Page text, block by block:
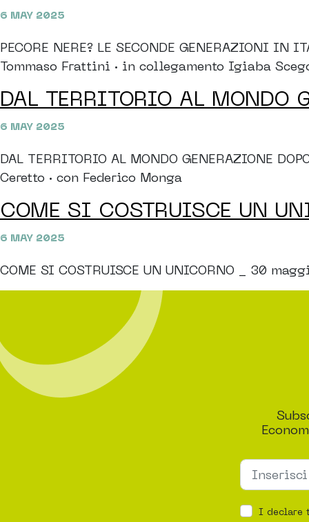
6 MAY 2025
PECORE NERE? LE SECONDE GENERAZIONI
Tommaso Frattini · in collegamento Igiaba
DAL TERRITORIO AL MONDO
6 MAY 2025
DAL TERRITORIO AL MONDO GENERAZIONE
Ceretto · con Federico Monga
COME SI COSTRUISCE UN
6 MAY 2025
COME SI COSTRUISCE UN UNICORNO _ 30
I declare